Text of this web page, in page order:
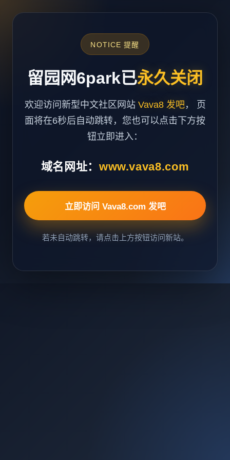
NOTICE 提醒
留园网6park已永久关闭
欢迎访问新型中文社区网站 Vava8 发吧， 页
面将在6秒后自动跳转，您也可以点击下方按
钮立即进入：
域名网址： www.vava8.com
立即访问 Vava8.com 发吧
若未自动跳转，请点击上方按钮访问新站。